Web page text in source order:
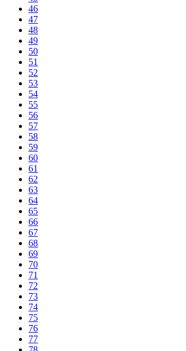
46
47
48
49
50
51
52
53
54
55
56
57
58
59
60
61
62
63
64
65
66
67
68
69
70
71
72
73
74
75
76
77